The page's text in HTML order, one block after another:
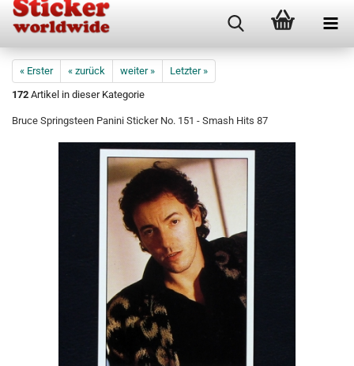
« Erster « zurück weiter »
Letzter »
172 Artikel in dieser Kategorie
Bruce Springsteen Panini Sticker No. 151 - Smash Hits 87